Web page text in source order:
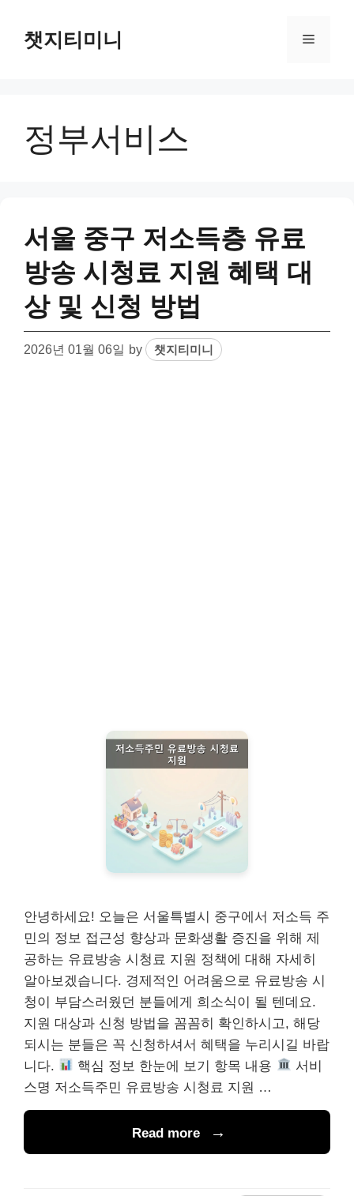
content챗지티미니 Menu
정부서비스
서울 중구 저소득층 유료
방송 시청료 지원 혜택 대
상 및 신청 방법
2026년 01월 06일 by 챗지티미니
안녕하세요! 오늘은 서울특별시 중구에서 저소득 주
민의 정보 접근성 향상과 문화생활 증진을 위해 제
공하는 유료방송 시청료 지원 정책에 대해 자세히
알아보겠습니다. 경제적인 어려움으로 유료방송 시
청이 부담스러웠던 분들에게 희소식이 될 텐데요.
지원 대상과 신청 방법을 꼼꼼히 확인하시고, 해당
되시는 분들은 꼭 신청하셔서 혜택을 누리시길 바랍
니다.
핵심 정보 한눈에 보기 항목 내용
서비
스명 저소득주민 유료방송 시청료 지원 …
Read more